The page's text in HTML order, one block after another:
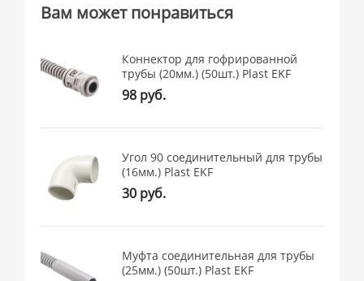
Вам может понравиться
Коннектор для гофрированной
трубы (20мм.) (50шт.) Plast EKF
98 руб.
Угол 90 соединительный для трубы
(16мм.) Plast EKF
30 руб.
Муфта соединительная для трубы
(25мм.) (50шт.) Plast EKF